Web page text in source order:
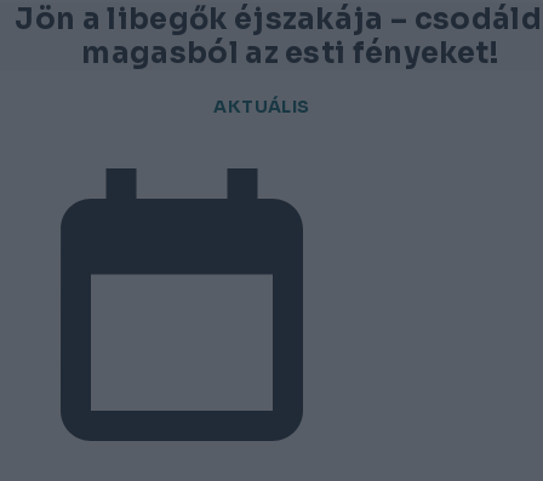
Jön a libegők éjszakája –
magasból az esti fényeket!
AKTUÁLIS